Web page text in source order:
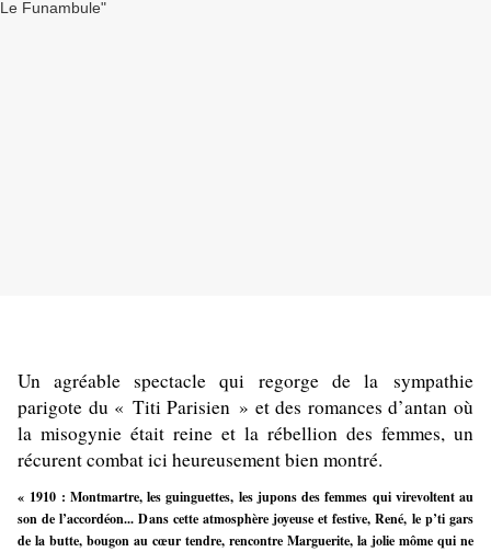
Un agréable spectacle qui regorge de la sympathie
parigote du « Titi Parisien » et des romances d’antan où
la misogynie était reine et la rébellion des femmes, un
récurent combat ici heureusement bien montré.
« 1910 : Montmartre, les guinguettes, les jupons des femmes qui virevoltent au
son de l’accordéon... Dans cette atmosphère joyeuse et festive, René, le p’ti gars
de la butte, bougon au cœur tendre, rencontre Marguerite, la jolie môme qui ne